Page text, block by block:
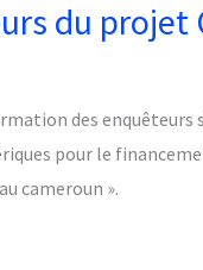
du projet
des
pour le
cameroun ».